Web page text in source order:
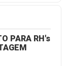
PARA RH's